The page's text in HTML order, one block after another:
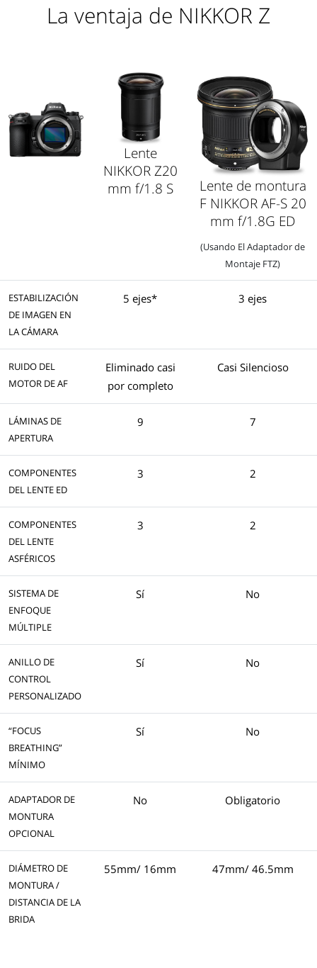
La ventaja de NIKKOR Z
Lente
NIKKOR Z20
mm f/1.8 S
Lente de montura
F NIKKORAF-S 20
mm f/1.8G ED
(Usando El Adaptador de
Montaje FTZ)
ESTABILIZACIÓN
DE IMAGEN EN
LA CÁMARA
5 ejes* 3 ejes
RUIDO DEL
MOTOR DE AF
Eliminado casi
por completo
Casi Silencioso
LÁMINAS DE
APERTURA
9 7
COMPONENTES
DEL LENTE ED
3 2
COMPONENTES
DEL LENTE
ASFÉRICOS
3 2
SISTEMA DE
ENFOQUE
MÚLTIPLE
Sí No
ANILLO DE
CONTROL
PERSONALIZADO
Sí No
“FOCUS
BREATHING”
MÍNIMO
Sí No
ADAPTADOR DE
MONTURA
OPCIONAL
No Obligatorio
DIÁMETRO DE
MONTURA /
DISTANCIA DE LA
BRIDA
55mm/ 16mm 47mm/ 46.5mm